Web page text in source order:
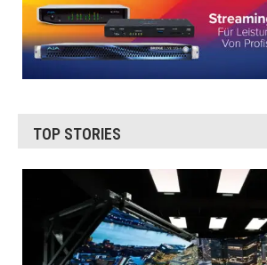
TOP STORIES